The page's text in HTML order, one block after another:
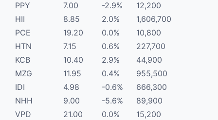
PPY
7.00 -2.9%
12,200
HII
8.85 2.0%
1,606,700
PCE
19.20 0.0%
10,800
HTN
7.15 0.6%
227,700
KCB
10.40 2.9%
44,900
MZG
11.95 0.4%
955,500
IDI
4.98 -0.6%
666,300
NHH
9.00 -5.6%
89,900
VPD
21.00 0.0%
15,200